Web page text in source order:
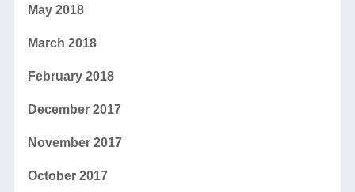
May 2018
March 2018
February 2018
December 2017
November 2017
October 2017